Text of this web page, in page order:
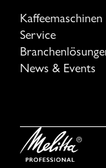
Kaffeemaschinen
Service
News & Events